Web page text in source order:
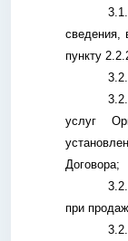
сведения,
пункту
услуг
Договора;
при